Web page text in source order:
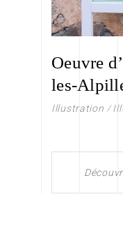
Oeuvre
les-
Illustration